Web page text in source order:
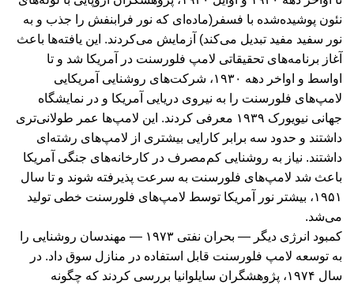
نئون پوشیده‌شده با فسفر(ماده‌ای که نور فرابنفش را جذب و به
نور سفید مفید تبدیل می‌کند) آزمایش می‌کردند. این یافته‌ها باعث
آغاز برنامه‌های تحقیقاتی لامپ فلورسنت در آمریکا شد و تا
اواسط و اواخر دهه ۱۹۳۰، شرکت‌های روشنایی آمریکایی
لامپ‌های فلورسنت را به نیروی دریایی آمریکا و در نمایشگاه
جهانی نیویورک ۱۹۳۹ معرفی کردند. این لامپ‌ها عمر طولانی‌تری
داشتند و حدود سه برابر کارایی بیشتری از لامپ‌های رشته‌ای
داشتند. نیاز به روشنایی کم‌مصرف در کارخانه‌های جنگی آمریکا
باعث شد لامپ‌های فلورسنت به سرعت پذیرفته شوند و تا سال
۱۹۵۱، بیشتر نور آمریکا توسط لامپ‌های فلورسنت خطی تولید
می‌شد.
کمبود انرژی دیگر — بحران نفتی ۱۹۷۳ — مهندسان روشنایی را
به توسعه لامپ فلورسنت قابل استفاده در منازل سوق داد. در
سال ۱۹۷۴، پژوهشگران سایلوانیا بررسی کردند که چگونه